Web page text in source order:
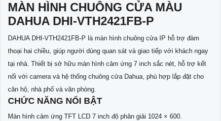
MÀN HÌNH CHUÔNG CỬA MÀU
DAHUA DHI-VTH2421FB-P
DAHUA DHI-VTH2421FB-P là màn hình chuông cửa IP hỗ trợ đàm
thoại hai chiều, giúp người dùng quan sát và giao tiếp với khách ngay
tại nhà. Thiết bị sở hữu màn hình cảm ứng 7 inch sắc nét, hỗ trợ kết
nối với camera và hệ thống chuông cửa Dahua, phù hợp lắp đặt cho
căn hộ, nhà phố và văn phòng.
CHỨC NĂNG NỔI BẬT
Màn hình cảm ứng TFT LCD 7 inch độ phân giải 1024 × 600.